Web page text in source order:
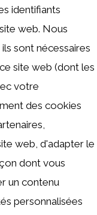
identifiants
web. Nous
sont nécessaires
site web (dont les
votre
des cookies
web, d'adapter le
dont vous
un contenu
personnalisées